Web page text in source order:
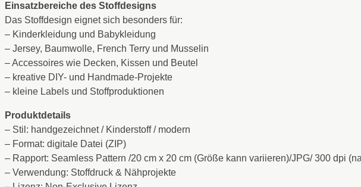
Einsatzbereiche des Stoffdesigns
Das Stoffdesign eignet sich besonders für:
– Kinderkleidung und Babykleidung
– Jersey, Baumwolle, French Terry und Musselin
– Accessoires wie Decken, Kissen und Beutel
– kreative DIY- und Handmade-Projekte
– kleine Labels und Stoffproduktionen
Produktdetails
– Stil: handgezeichnet / Kinderstoff / modern
– Format: digitale Datei (ZIP)
– Rapport: Seamless Pattern /20 cm x 20 cm (Größe kann variieren)/JPG/ 300 dpi
– Verwendung: Stoffdruck & Nähprojekte